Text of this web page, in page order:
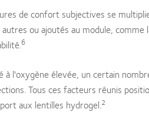
de confort subjectives se
ou ajoutés au module,
6
à l'oxygène élevée, un certain
Tous ces facteurs réunis
aux lentilles hydrogel.2